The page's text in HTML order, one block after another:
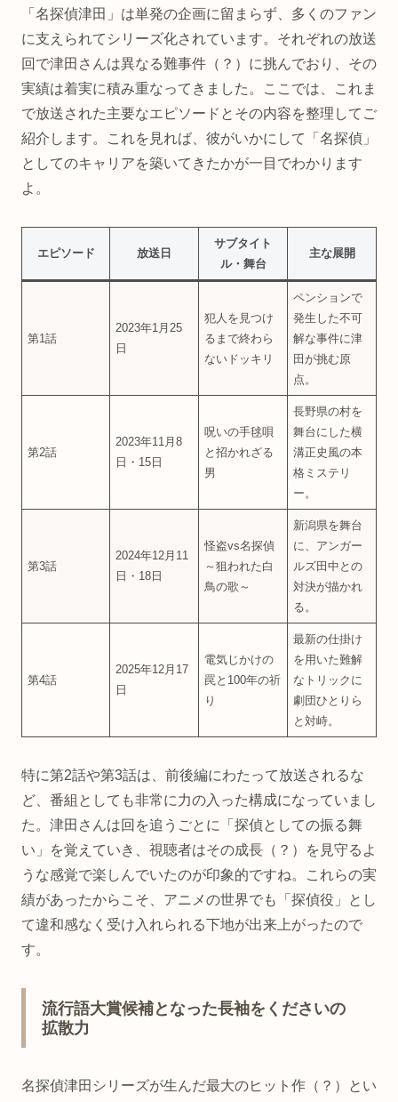
「名探偵津田」は単発の企画に留まらず、多くのファン
に支えられてシリーズ化されています。それぞれの放送
回で津田さんは異なる難事件（？）に挑んでおり、その
実績は着実に積み重なってきました。ここでは、これま
で放送された主要なエピソードとその内容を整理してご
紹介します。これを見れば、彼がいかにして「名探偵」
としてのキャリアを築いてきたかが一目でわかります
よ。
エピソード 放送日
サブタイト
ル・舞台
主な展開
第1話
2023年1月25
日
犯人を見つけ
るまで終わら
ないドッキリ
ペンションで
発生した不可
解な事件に津
田が挑む原
点。
第2話
2023年11月8
日・15日
呪いの手毬唄
と招かれざる
男
長野県の村を
舞台にした横
溝正史風の本
格ミステリ
ー。
第3話
2024年12月11
日・18日
怪盗vs名探偵
～狙われた白
鳥の歌～
新潟県を舞台
に、アンガー
ルズ田中との
対決が描かれ
る。
第4話
2025年12月17
日
電気じかけの
罠と100年の祈
り
最新の仕掛け
を用いた難解
なトリックに
劇団ひとりら
と対峙。
特に第2話や第3話は、前後編にわたって放送されるな
ど、番組としても非常に力の入った構成になっていまし
た。津田さんは回を追うごとに「探偵としての振る舞
い」を覚えていき、視聴者はその成長（？）を見守るよ
うな感覚で楽しんでいたのが印象的ですね。これらの実
績があったからこそ、アニメの世界でも「探偵役」とし
て違和感なく受け入れられる下地が出来上がったので
す。
流行語大賞候補となった長袖をくださいの
拡散力
名探偵津田シリーズが生んだ最大のヒット作（？）とい